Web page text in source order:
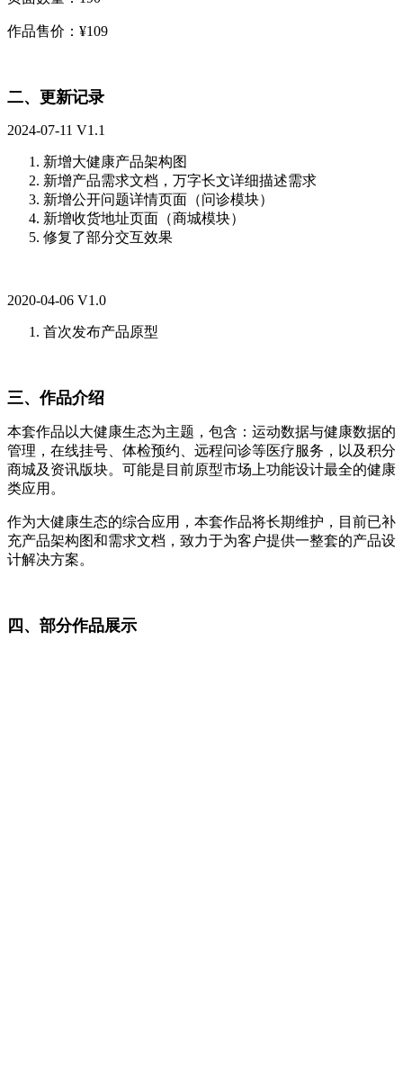
作品售价：¥109
二、更新记录
2024-07-11 V1.1
新增大健康产品架构图
新增产品需求文档，万字长文详细描述需求
新增公开问题详情页面（问诊模块）
新增收货地址页面（商城模块）
修复了部分交互效果
2020-04-06 V1.0
首次发布产品原型
三、作品介绍
本套作品以大健康生态为主题，包含：运动数据与健康数据的
管理，在线挂号、体检预约、远程问诊等医疗服务，以及积分
商城及资讯版块。可能是目前原型市场上功能设计最全的健康
类应用。
作为大健康生态的综合应用，本套作品将长期维护，目前已补
充产品架构图和需求文档，致力于为客户提供一整套的产品设
计解决方案。
四、部分作品展示